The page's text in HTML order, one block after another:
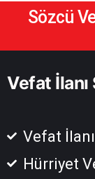
Sözcü
Vefat
Vefat
Hürriyet